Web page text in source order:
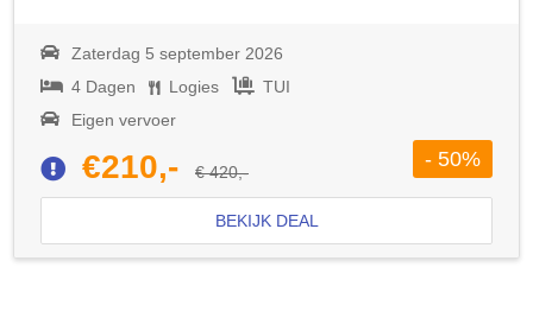
Zaterdag 5 september 2026
4 Dagen
Logies
TUI
Eigen vervoer
€210,- € 420,-
- 50%
BEKIJK DEAL